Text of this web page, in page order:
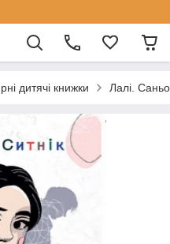
дитячі книжки Лалі.